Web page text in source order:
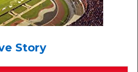
Story